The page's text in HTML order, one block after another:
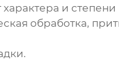
и
обработка,